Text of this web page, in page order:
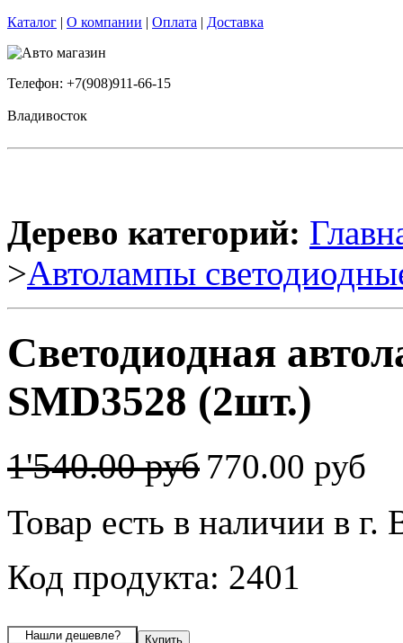
Каталог | О компании | Оплата | Доставка
Телефон: +7(908)911-66-15
Владивосток
Дерево категорий:
>Автолампы
Светодиодная
SMD3528 (2шт.)
1'540.00 руб 770.00 руб
Товар есть в наличии в г.
Код продукта: 2401